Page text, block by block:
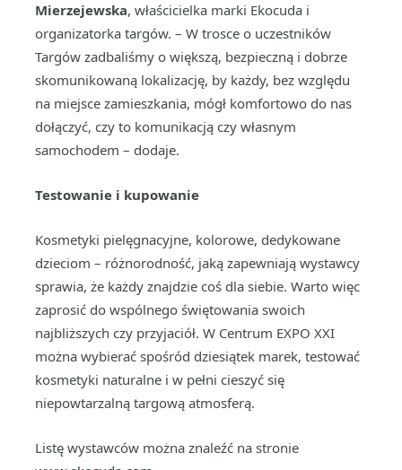
Mierzejewska, właścicielka marki Ekocuda i
organizatorka targów. – W trosce o uczestników
Targów zadbaliśmy o większą, bezpieczną i dobrze
skomunikowaną lokalizację, by każdy, bez względu
na miejsce zamieszkania, mógł komfortowo do nas
dołączyć, czy to komunikacją czy własnym
samochodem – dodaje.
Testowanie i kupowanie
Kosmetyki pielęgnacyjne, kolorowe, dedykowane
dzieciom – różnorodność, jaką zapewniają wystawcy
sprawia, że każdy znajdzie coś dla siebie. Warto więc
zaprosić do wspólnego świętowania swoich
najbliższych czy przyjaciół. W Centrum EXPO XXI
można wybierać spośród dziesiątek marek, testować
kosmetyki naturalne i w pełni cieszyć się
niepowtarzalną targową atmosferą.
Listę wystawców można znaleźć na stronie